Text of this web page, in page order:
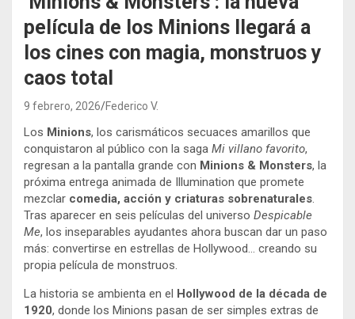
película de los Minions llegará a
los cines con magia, monstruos y
caos total
9 febrero, 2026 Federico V.
Los Minions, los carismáticos secuaces amarillos que
conquistaron al público con la saga Mi villano favorito,
regresan a la pantalla grande con Minions & Monsters, la
próxima entrega animada de Illumination que promete
mezclar comedia, acción y criaturas sobrenaturales.
Tras aparecer en seis películas del universo Despicable
Me, los inseparables ayudantes ahora buscan dar un paso
más: convertirse en estrellas de Hollywood… creando su
propia película de monstruos.
La historia se ambienta en el
Hollywood de la década de
1920, donde los Minions pasan de ser simples extras de